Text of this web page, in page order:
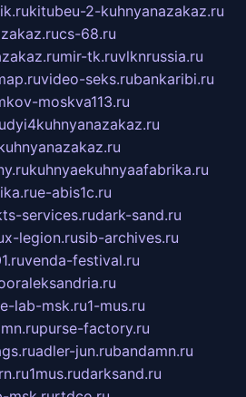
kitubeu-2-kuhnyanazakaz.ru
cs-68.ru
mir-tk.ruvlknrussia.ru
video-seks.rubankaribi.ru
moskva113.ru
kuhnyaekuhnyaafabrika.ru
e-abis1c.ru
services.rudark-sand.ru
x-legion.rusib-archives.ru
venda-festival.ru
lab-msk.ru1-mus.ru
purse-factory.ru
adler-jun.rubandamn.ru
1mus.rudarksand.ru